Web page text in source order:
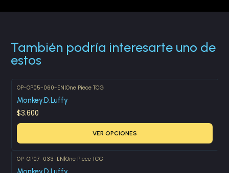
También podría interesarte uno de
estos
OP-OP05-060-EN|One Piece TCG
Monkey.D.Luffy
$3.600
VER OPCIONES
OP-OP07-033-EN|One Piece TCG